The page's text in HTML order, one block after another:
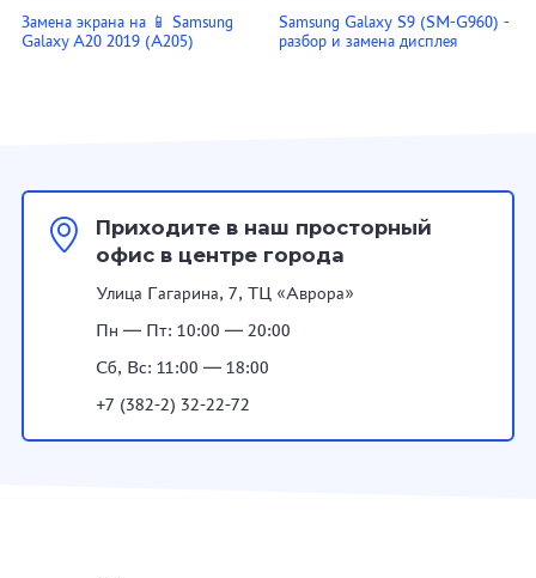
Замена экрана на 📱 Samsung
Galaxy A20 2019 (A205)
Samsung Galaxy S9 (SM-G960) -
разбор и замена дисплея
Приходите в наш просторный
офис в центре города
Улица Гагарина, 7, ТЦ «Аврора»
Пн — Пт: 10:00 — 20:00
Сб, Вс: 11:00 — 18:00
+7 (382-2) 32-22-72